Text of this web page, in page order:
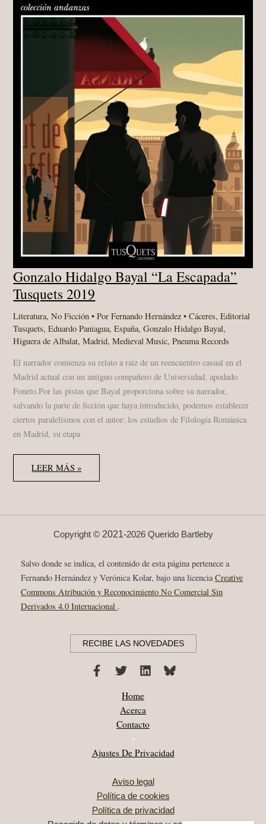
Gonzalo Hidalgo Bayal “La Escapada”
Tusquets 2019
Literatura,No Ficción • PorFernando Hernández•Cáceres,Editorial
Tusquets,Eduardo Paniagua,España,Gonzalo Hidalgo Bayal,
Higuera de Albalat,Madrid,Medieval Music,Pneuma Records
El narrador comienza su relato a raíz de un reencuentro casual en el
Madrid actual con un antiguo compañero de Universidad, apodado
Foneto.Por las pistas que Bayal proporciona sobre su narrador,
salvando la parte de ficción que haya introducido, podemos establecer
ciertos paralelismos con el autor: los estudios de Filología Románica
en Madrid, su etapa
GONZALO
HIDALGO
BAYAL
2019
LEER MÁS »
Copyright © 2021-2026 Querido Bartleby
Salvo donde se indica, el contenido de esta página pertenece a
Fernando Hernández y Verónica Kolar, bajo una licencia Creative
Commons Atribución y Reconocimiento No Comercial Sin
Derivados 4.0 Internacional .
RECIBE LAS NOVEDADES
Home
Acerca
Contacto
•
Ajustes De Privacidad
Aviso legal
Política de cookies
Política de privacidad